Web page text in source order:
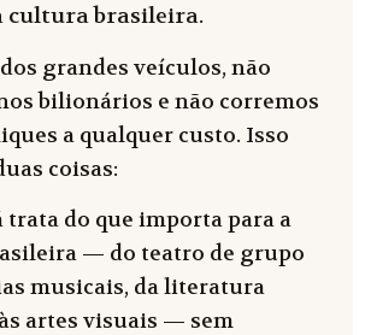
cultura brasileira.
grandes veículos, não
bilionários e não corremos
a qualquer custo. Isso
coisas:
trata do que importa para a
— do teatro de grupo
musicais, da literatura
artes visuais — sem